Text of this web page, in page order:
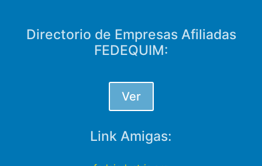
Directorio de Empresas Afiliadas
FEDEQUIM:
Ver
Link Amigas: